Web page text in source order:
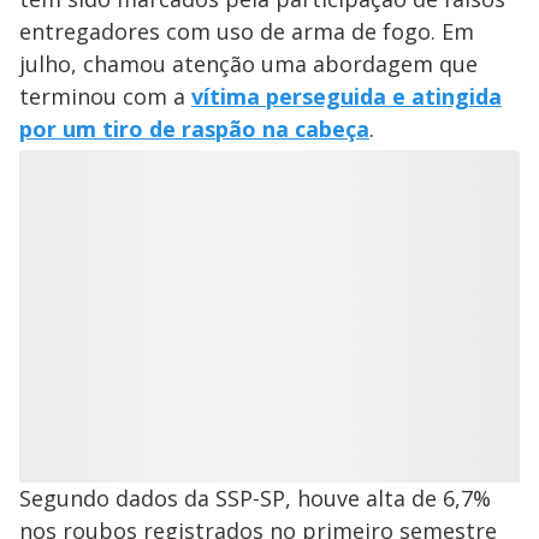
entregadores com uso de arma de fogo. Em
julho, chamou atenção uma abordagem que
terminou com a vítima perseguida e atingida
por um tiro de raspão na cabeça.
Segundo dados da SSP-SP, houve alta de 6,7%
nos roubos registrados no primeiro semestre